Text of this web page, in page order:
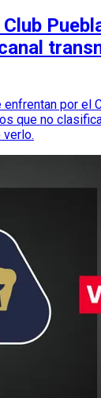
por el
que no
verlo.